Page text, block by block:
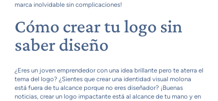
marca inolvidable sin complicaciones!
Cómo crear tu logo sin
saber diseño
¿Eres un joven emprendedor con una idea brillante pero te aterra el
tema del logo? ¿Sientes que crear una identidad visual molona
está fuera de tu alcance porque no eres diseñador? ¡Buenas
noticias, crear un logo impactante está al alcance de tu mano y en